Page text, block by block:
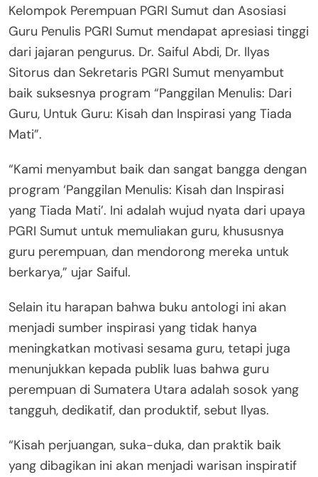
Kelompok Perempuan PGRI Sumut dan Asosiasi
Guru Penulis PGRI Sumut mendapat apresiasi tinggi
dari jajaran pengurus. Dr. Saiful Abdi, Dr. Ilyas
Sitorus dan Sekretaris PGRI Sumut menyambut
baik suksesnya program “Panggilan Menulis: Dari
Guru, Untuk Guru: Kisah dan Inspirasi yang Tiada
Mati”.
“Kami menyambut baik dan sangat bangga dengan
program ‘Panggilan Menulis: Kisah dan Inspirasi
yang Tiada Mati’. Ini adalah wujud nyata dari upaya
PGRI Sumut untuk memuliakan guru, khususnya
guru perempuan, dan mendorong mereka untuk
berkarya,” ujar Saiful.
Selain itu harapan bahwa buku antologi ini akan
menjadi sumber inspirasi yang tidak hanya
meningkatkan motivasi sesama guru, tetapi juga
menunjukkan kepada publik luas bahwa guru
perempuan di Sumatera Utara adalah sosok yang
tangguh, dedikatif, dan produktif, sebut Ilyas.
“Kisah perjuangan, suka-duka, dan praktik baik
yang dibagikan ini akan menjadi warisan inspiratif